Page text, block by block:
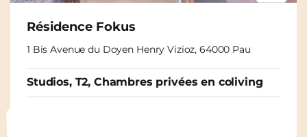
Résidence Fokus
1 Bis Avenue du Doyen Henry Vizioz, 64000 Pau
Studios, T2, Chambres privées en coliving